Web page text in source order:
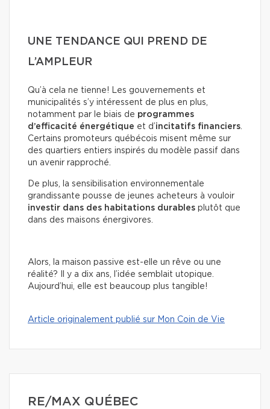
UNE TENDANCE QUI PREND DE
L’AMPLEUR
Qu’à cela ne tienne! Les gouvernements et
municipalités s’y intéressent de plus en plus,
notamment par le biais de programmes
d’efficacité énergétique et d’incitatifs financiers.
Certains promoteurs québécois misent même sur
des quartiers entiers inspirés du modèle passif dans
un avenir rapproché.
De plus, la sensibilisation environnementale
grandissante pousse de jeunes acheteurs à vouloir
investir dans des habitations durables plutôt que
dans des maisons énergivores.
Alors, la maison passive est-elle un rêve ou une
réalité?
Il y a dix ans, l’idée semblait utopique.
Aujourd’hui, elle est beaucoup plus tangible!
Article originalement publié sur Mon Coin de Vie
RE/MAX QUÉBEC